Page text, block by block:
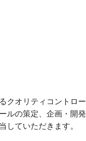
クオリティコントロー
ルの策定、企画・開発
していただきます。